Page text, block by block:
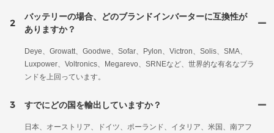
2
バッテリーの場合、どのブランドインバーターに互換性が
ありますか？
Deye、Growatt、Goodwe、Sofar、Pylon、Victron、Solis、SMA、
Luxpower、Voltronics、Megarevo、SRNEなど、世界的な有名なブラ
ンドを上回っています。
3 すでにどの国を輸出していますか？
日本、オーストリア、ドイツ、ポーランド、イタリア、米国、南アフ